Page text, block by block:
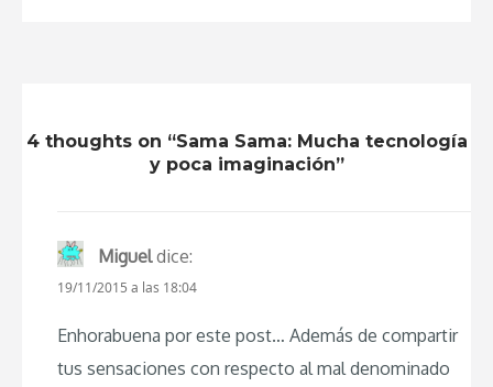
4 thoughts on “Sama Sama: Mucha tecnología
y poca imaginación”
Miguel dice:
19/11/2015 a las 18:04
Enhorabuena por este post… Además de compartir
tus sensaciones con respecto al mal denominado